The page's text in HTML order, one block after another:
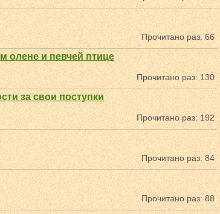
Прочитано раз: 66
олене и певчей птице
Прочитано раз: 130
за свои поступки
Прочитано раз: 192
Прочитано раз: 84
Прочитано раз: 88